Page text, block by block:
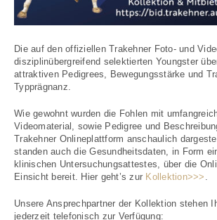
Die auf den offiziellen Trakehner Foto- und
disziplinübergreifend selektierten Youngster
attraktiven Pedigrees, Bewegungsstärke und
Typprägnanz.
Wie gewohnt wurden die Fohlen mit
Videomaterial, sowie Pedigree und
Trakehner Onlineplattform anschaulich
standen auch die Gesundheitsdaten, in Form
klinischen Untersuchungsattestes, über die
Einsicht bereit. Hier geht’s zur Kollektion>>> .
Unsere Ansprechpartner der Kollektion stehen
jederzeit telefonisch zur Verfügung: